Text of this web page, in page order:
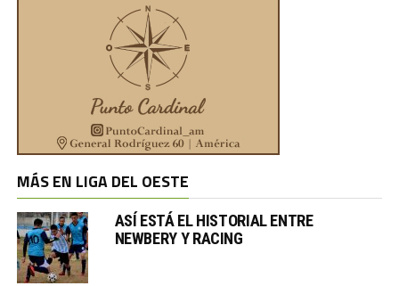
MÁS EN LIGA DEL OESTE
ASÍ ESTÁ EL HISTORIAL ENTRE
NEWBERY Y RACING